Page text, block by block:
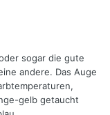
sogar die gute
andere. Das Auge
gelb getaucht